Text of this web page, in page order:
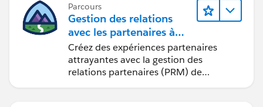
Parcours
Gestion des relations
avec les partenaires à
l’aide de
Sales Cloud PRM
Créez des expériences partenaires
attrayantes avec la gestion des
relations partenaires (PRM) de